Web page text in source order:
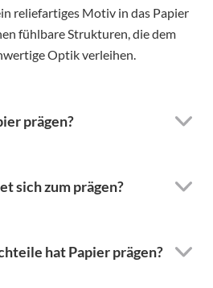
reliefartiges Motiv in das Papier
fühlbare Strukturen, die dem
Optik verleihen.
prägen?
sich zum prägen?
hat Papier prägen?